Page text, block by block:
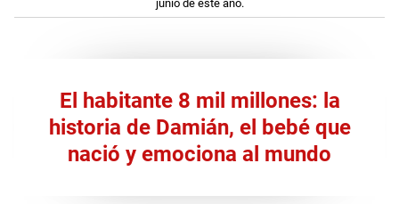
junio de este año.
El habitante 8 mil millones: la
historia de Damián, el bebé que
nació y emociona al mundo